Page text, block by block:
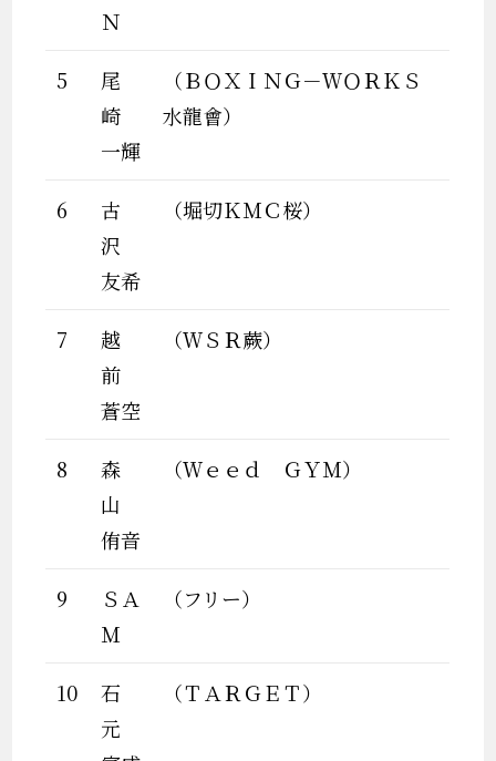
Ｎ
5
尾
崎
一輝
（ＢＯＸＩＮＧ－ＷＯＲＫＳ
水龍會）
6
古
沢
友希
（堀切ＫＭＣ桜）
7
越
前
蒼空
（ＷＳＲ蕨）
8
森
山
侑音
（Ｗｅｅｄ ＧＹＭ）
9
ＳＡ
Ｍ
（フリー）
10
石
元
（ＴＡＲＧＥＴ）